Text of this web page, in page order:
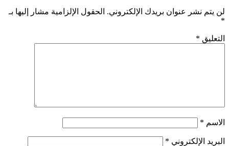
لن يتم نشر عنوان بريدك الإلكتروني. الحقول الإلزامية مشار إليها بـ
*
التعليق *
الاسم *
البريد الإلكتروني *